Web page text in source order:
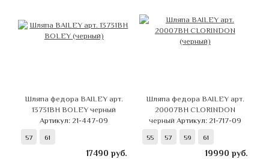
Шляпа федора BAILEY арт.
13731BH BOLEY черный
Артикул: 21-447-09
57 61
17490 руб.
Шляпа федора BAILEY арт.
20007BH CLORINDON
черный Артикул: 21-717-09
55 57 59 61
19990 руб.